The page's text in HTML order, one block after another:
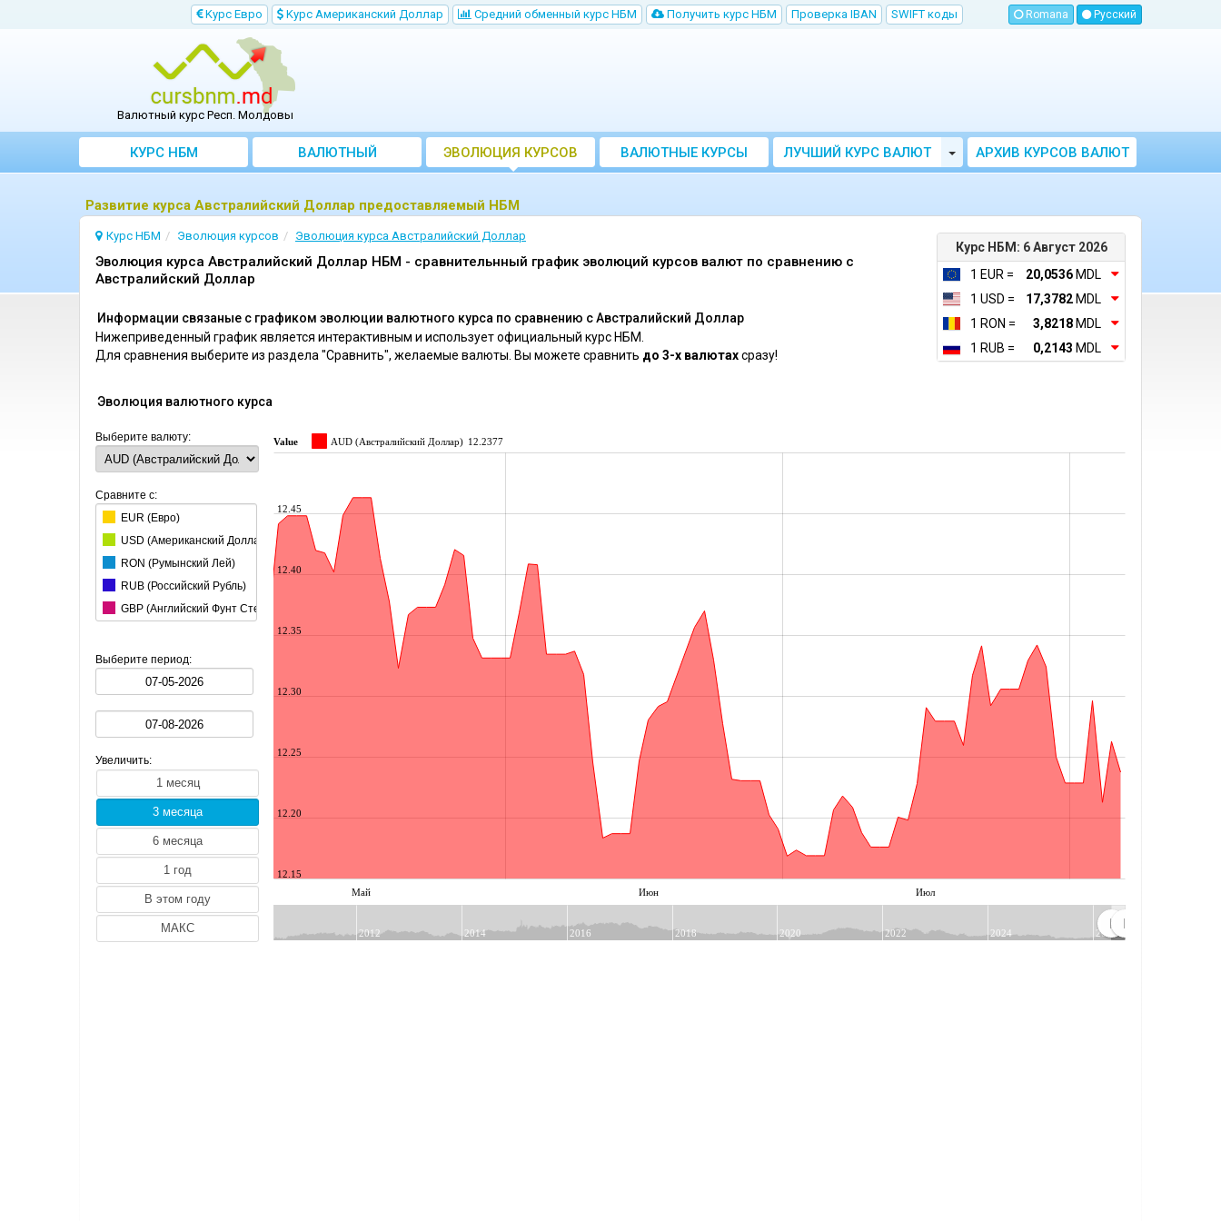
Kурс Евро Kурс Aмериканский Доллар Cредний обменный курс НБM Получить курс НБМ Проверка IBAN SWIFT коды Romana Русский
Валютный курс Респ. Молдовы
КУРС НБМ
BАЛЮТНЫЙ
KОНВЕРТЕР
ЭВОЛЮЦИЯ КУРСОВ
ВАЛЮТНЫЕ КУРСЫ
БАНКОВ
ЛУЧШИЙ КУРС ВАЛЮТ
МОЛДОВЫ
Toggle Dropdown
АРХИВ КУРСОВ ВАЛЮТ
НБМ
Развитие курса Австралийский Доллар предоставляемый НБМ
Курс НБМ: 6 Август 2026
1 EUR =
20,0536 MDL
1 USD =
17,3782 MDL
1 RON =
3,8218 MDL
1 RUB =
0,2143 MDL
Курс НБМ Эволюция курсов Эволюция курсa Австралийский Доллар
Эволюция курса Австралийский Доллар НБМ - сравнительнный график эволюций курсов валют по сравнению c
Австралийский Доллар
Информации связаные с графиком эволюции валютного курса по сравнению c Австралийский Доллар
Нижеприведенный график является интерактивным и использует официальный курс НБМ.
Для сравнения выберите из раздела "Сравнить", желаемые валюты. Вы можете сравнить до 3-х валютахсразу!
Эволюция валютного курса
Выберите валюту:
Сравните с:
EUR (Евро)
USD (Aмериканский Доллар)
RON (Румынский Лей)
RUB (Российский Рубль)
GBP (Английский Фунт Стерлингов)
HUF (Венгерский Форинт)
JPY (Японская Йена)
CZK (Чешская Крона)
PLN (Польская Злота)
SEK (Шведская Крона)
BGN (Болгарский Лев)
AED (О.А.Э. Дирхам)
TRY (Турецкая Лира)
ALL (Албанский лек)
AMD (Армянский Драм)
AZN (Азербайджанский Манат)
Выберите период:
Увеличить:
Value AUD (Австралийский Доллар) 12.2377
Май Июн Июл
12.15
12.20
12.25
12.30
12.35
12.40
12.45
2012 2014 2016 2018 2020 2022 2024 2026